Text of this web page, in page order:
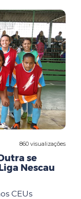
860 visualizações
se
Nescau
CEUs